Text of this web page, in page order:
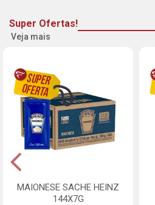
Super Ofertas!
Veja mais
MAIONESE SACHE HEINZ
144X7G